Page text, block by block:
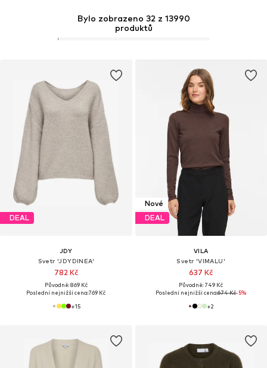
DEAL
JDY
Svetr 'JDYDINEA'
782 Kč
Původně: 869 Kč
Poslední nejnižší cena:769 Kč
+15
Nové
DEAL
VILA
Svetr 'VIMALU'
637 Kč
Původně: 749 Kč
Poslední nejnižší cena:674 Kč-5%
+2
Bylo zobrazeno 32 z 13990
produktů